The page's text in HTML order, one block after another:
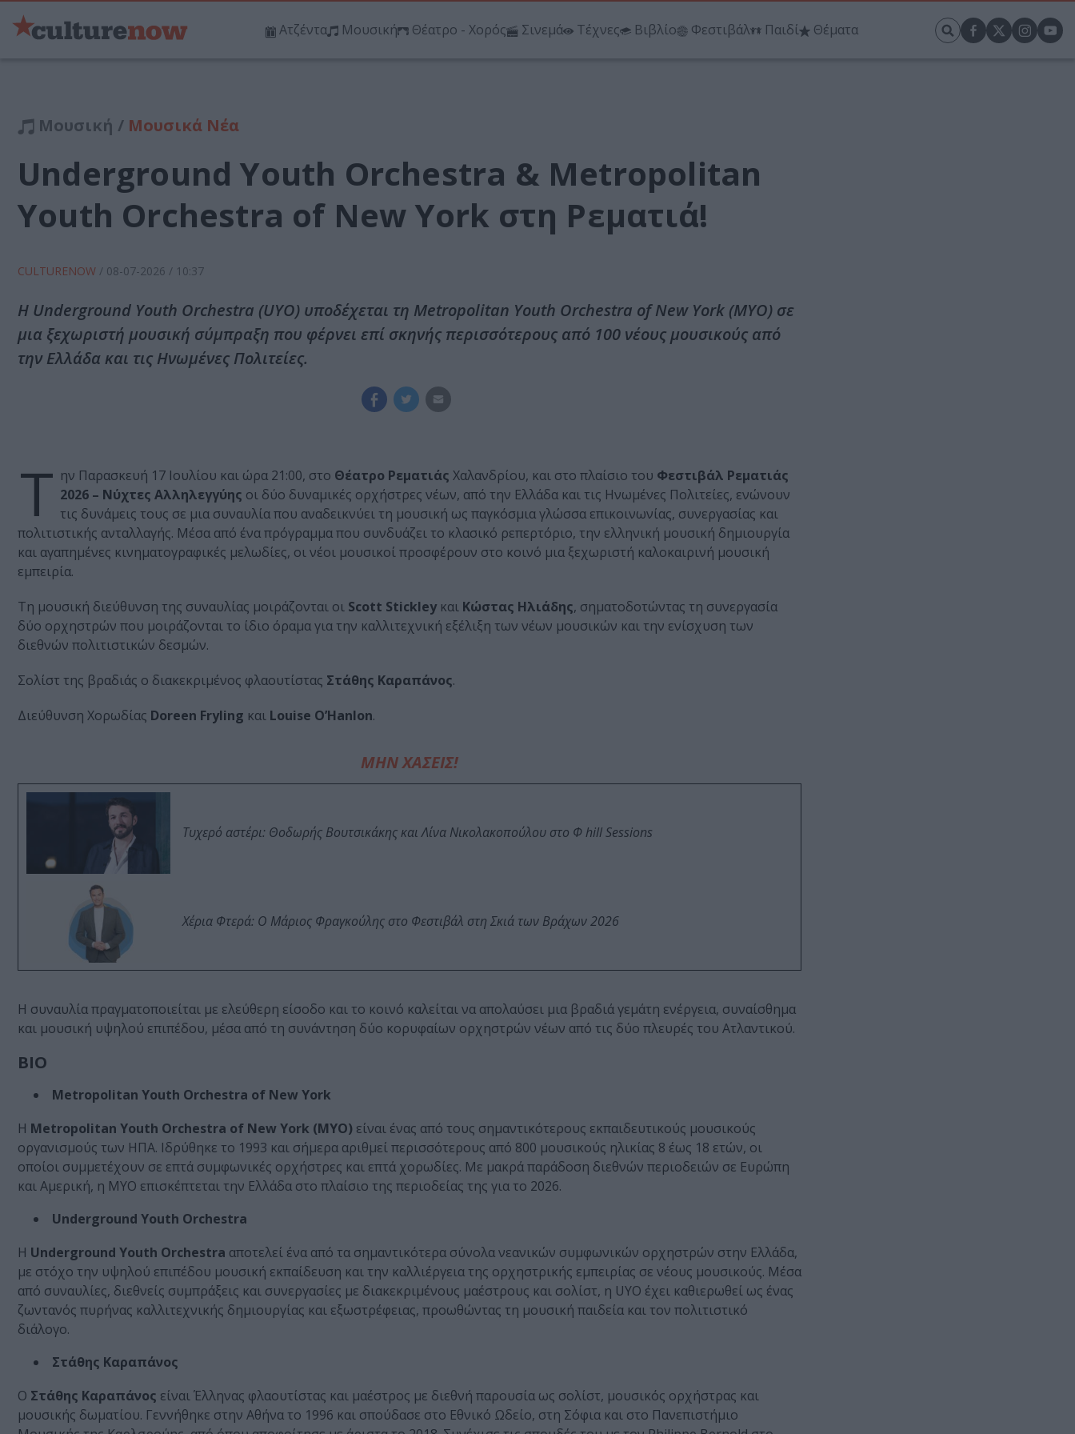
Ατζέντα Μουσική Θέατρο - Χορός Σινεμά Τέχνες Βιβλίο Φεστιβάλ Παιδί Θέματα
Μουσική / Μουσικά Νέα
Underground Youth Orchestra & Metropolitan
Youth Orchestra of New York στη Ρεματιά!
CULTURENOW / 08-07-2026 / 10:37
Η Underground Youth Orchestra (UYO) υποδέχεται τη Metropolitan Youth Orchestra of New York (MYO) σε
μια ξεχωριστή μουσική σύμπραξη που φέρνει επί σκηνής περισσότερους από 100 νέους μουσικούς από
την Ελλάδα και τις Ηνωμένες Πολιτείες.
Τ ην Παρασκευή 17 Ιουλίου και ώρα 21:00, στο Θέατρο Ρεματιάς Χαλανδρίου, και στο πλαίσιο του Φεστιβάλ Ρεματιάς
2026 – Νύχτες Αλληλεγγύης οι δύο δυναμικές ορχήστρες νέων, από την Ελλάδα και τις Ηνωμένες Πολιτείες, ενώνουν
τις δυνάμεις τους σε μια συναυλία που αναδεικνύει τη μουσική ως παγκόσμια γλώσσα επικοινωνίας, συνεργασίας και
πολιτιστικής ανταλλαγής. Μέσα από ένα πρόγραμμα που συνδυάζει το κλασικό ρεπερτόριο, την ελληνική μουσική δημιουργία
και αγαπημένες κινηματογραφικές μελωδίες, οι νέοι μουσικοί προσφέρουν στο κοινό μια ξεχωριστή καλοκαιρινή μουσική
εμπειρία.
Τη μουσική διεύθυνση της συναυλίας μοιράζονται οι Scott Stickley και Κώστας Ηλιάδης, σηματοδοτώντας τη συνεργασία
δύο ορχηστρών που μοιράζονται το ίδιο όραμα για την καλλιτεχνική εξέλιξη των νέων μουσικών και την ενίσχυση των
διεθνών πολιτιστικών δεσμών.
Σολίστ της βραδιάς ο διακεκριμένος φλαουτίστας Στάθης Καραπάνος.
Διεύθυνση Χορωδίας Doreen Fryling και Louise O’Hanlon.
ΜΗΝ ΧΑΣΕΙΣ!
Τυχερό αστέρι: Θοδωρής Βουτσικάκης και Λίνα Νικολακοπούλου στο Φ hill Sessions
Χέρια Φτερά: Ο Μάριος Φραγκούλης στο Φεστιβάλ στη Σκιά των Βράχων 2026
Η συναυλία πραγματοποιείται με ελεύθερη είσοδο και το κοινό καλείται να απολαύσει μια βραδιά γεμάτη ενέργεια, συναίσθημα
και μουσική υψηλού επιπέδου, μέσα από τη συνάντηση δύο κορυφαίων ορχηστρών νέων από τις δύο πλευρές του Ατλαντικού.
BIO
Metropolitan Youth Orchestra of New York
Η Metropolitan Youth Orchestra of New York (MYO) είναι ένας από τους σημαντικότερους εκπαιδευτικούς μουσικούς
οργανισμούς των ΗΠΑ. Ιδρύθηκε το 1993 και σήμερα αριθμεί περισσότερους από 800 μουσικούς ηλικίας 8 έως 18 ετών, οι
οποίοι συμμετέχουν σε επτά συμφωνικές ορχήστρες και επτά χορωδίες. Με μακρά παράδοση διεθνών περιοδειών σε Ευρώπη
και Αμερική, η MYO επισκέπτεται την Ελλάδα στο πλαίσιο της περιοδείας της για το 2026.
Underground Youth Orchestra
Η Underground Youth Orchestra αποτελεί ένα από τα σημαντικότερα σύνολα νεανικών συμφωνικών ορχηστρών στην Ελλάδα,
με στόχο την υψηλού επιπέδου μουσική εκπαίδευση και την καλλιέργεια της ορχηστρικής εμπειρίας σε νέους μουσικούς. Μέσα
από συναυλίες, διεθνείς συμπράξεις και συνεργασίες με διακεκριμένους μαέστρους και σολίστ, η UYO έχει καθιερωθεί ως ένας
ζωντανός πυρήνας καλλιτεχνικής δημιουργίας και εξωστρέφειας, προωθώντας τη μουσική παιδεία και τον πολιτιστικό
διάλογο.
Στάθης Καραπάνος
Ο Στάθης Καραπάνος είναι Έλληνας φλαουτίστας και μαέστρος με διεθνή παρουσία ως σολίστ, μουσικός ορχήστρας και
μουσικής δωματίου. Γεννήθηκε στην Αθήνα το 1996 και σπούδασε στο Εθνικό Ωδείο, στη Σόφια και στο Πανεπιστήμιο